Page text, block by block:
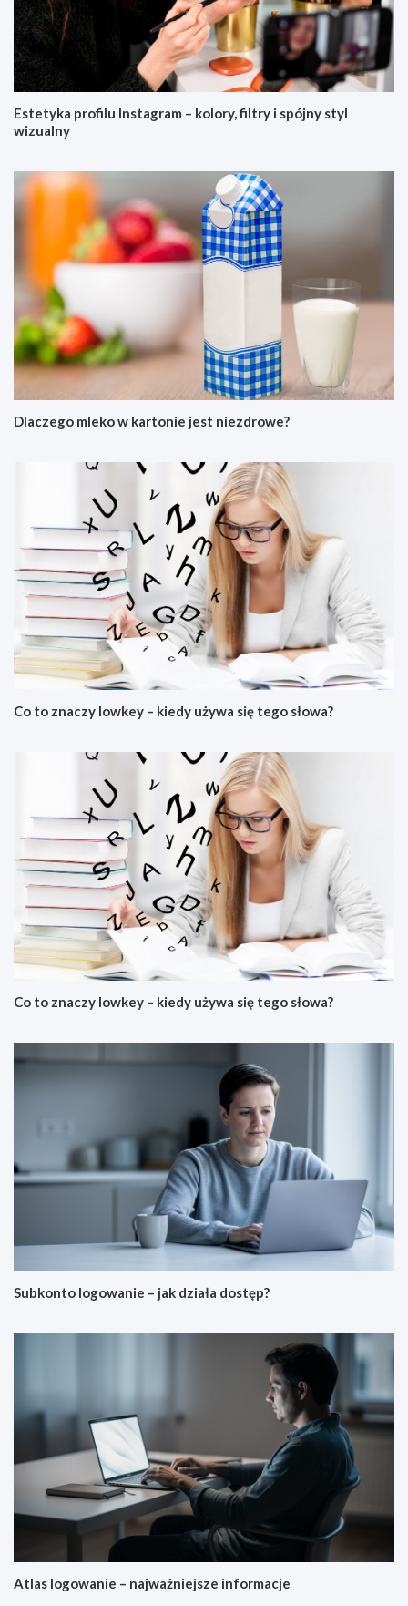
Estetyka profilu Instagram – kolory, filtry i spójny styl
wizualny
Dlaczego mleko w kartonie jest niezdrowe?
Co to znaczy lowkey – kiedy używa się tego słowa?
Co to znaczy lowkey – kiedy używa się tego słowa?
Subkonto logowanie – jak działa dostęp?
Atlas logowanie – najważniejsze informacje